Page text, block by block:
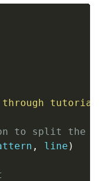
through
to split
, line )